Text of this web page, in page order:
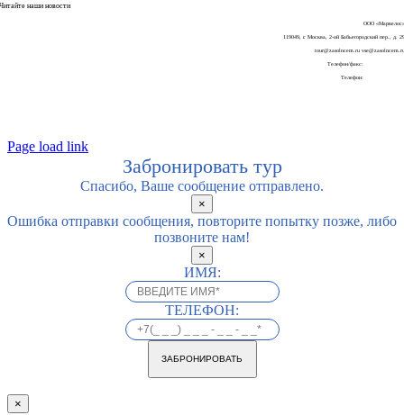
Читайте наши новости
ООО «Марвелос»
119049, г. Москва, 2-ой Бабьегородский пер., д. 29
tour@zasolncem.ru vse@zasolncem.ru
Телефон/факс:
Телефон:
Page load link
Забронировать тур
Спасибо, Ваше сообщение отправлено.
×
Ошибка отправки сообщения, повторите попытку позже, либо
позвоните нам!
×
ИМЯ:
ТЕЛЕФОН:
ЗАБРОНИРОВАТЬ
×